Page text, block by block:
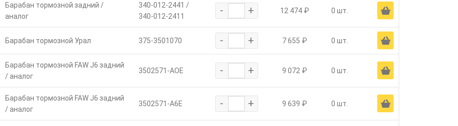
Барабан тормозной задний /
аналог
340-012-2441 /
340-012-2411
- + 12 474 ₽ 0 шт. Ä
Барабан тормозной Урал 375-3501070 - + 7 655 ₽ 0 шт. Ä
Барабан тормозной FAW J6 задний
/ аналог
3502571-AOE - + 9 072 ₽ 0 шт. Ä
Барабан тормозной FAW J6 задний
/ аналог
3502571-A6E - + 9 639 ₽ 0 шт. Ä